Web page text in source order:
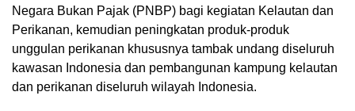
Negara Bukan Pajak (PNBP) bagi kegiatan Kelautan dan
Perikanan, kemudian peningkatan produk-produk
unggulan perikanan khususnya tambak undang diseluruh
kawasan Indonesia dan pembangunan kampung kelautan
dan perikanan diseluruh wilayah Indonesia.